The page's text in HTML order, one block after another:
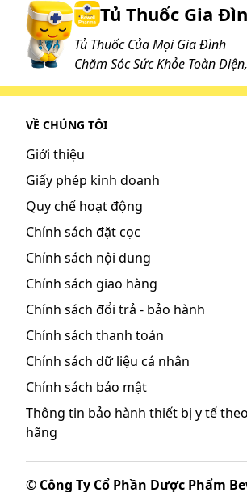
Tủ Thuốc Gia
Tủ Thuốc Của Mọi Gia Đình
Chăm Sóc Sức Khỏe Toàn
VỀ CHÚNG TÔI
Giới thiệu
Giấy phép kinh doanh
Quy chế hoạt động
Chính sách đặt cọc
Chính sách nội dung
Chính sách giao hàng
Chính sách đổi trả - bảo hành
Chính sách thanh toán
Chính sách dữ liệu cá nhân
Chính sách bảo mật
Thông tin bảo hành thiết bị y tế theo
hãng
© Công Ty Cổ Phần Dược Phẩm